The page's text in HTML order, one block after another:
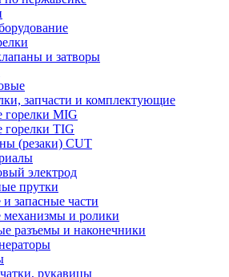
и затворы
запчасти и комплектующие
горелки MIG
горелки TIG
(резаки) CUT
электрод
прутки
запасные части
и ролики
разъемы и наконечники
рукавицы